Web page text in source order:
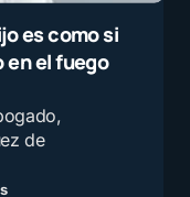
es como si
en el fuego
de